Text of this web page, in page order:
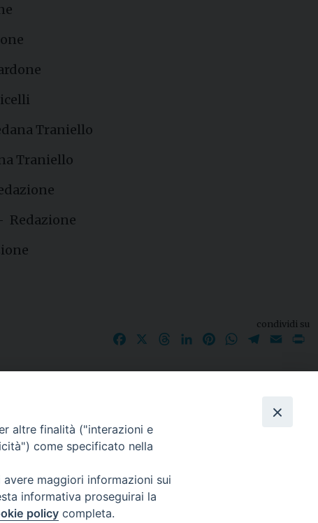
Traniello
Traniello
Redazione
condividi su
Facebook ThreadsLinkedInPinterestWhatsApp
Telegram
Email
I nostri social
altre finalità ("interazioni e
come specificato nella
maggiori informazioni sui
informativa proseguirai la
policy completa.